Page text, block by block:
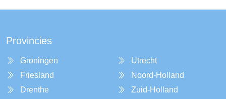
Provincies
Groningen
Friesland
Drenthe
Utrecht
Noord-Holland
Zuid-Holland